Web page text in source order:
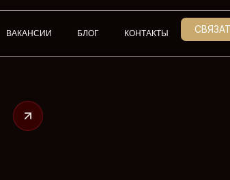
ВАКАНСИИ БЛОГ КОНТАКТЫ